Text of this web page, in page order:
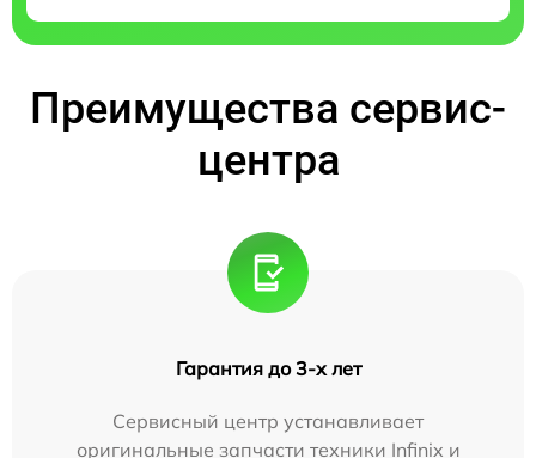
Преимущества сервис-
центра
Гарантия до 3-х лет
Сервисный центр устанавливает
оригинальные запчасти техники Infinix и